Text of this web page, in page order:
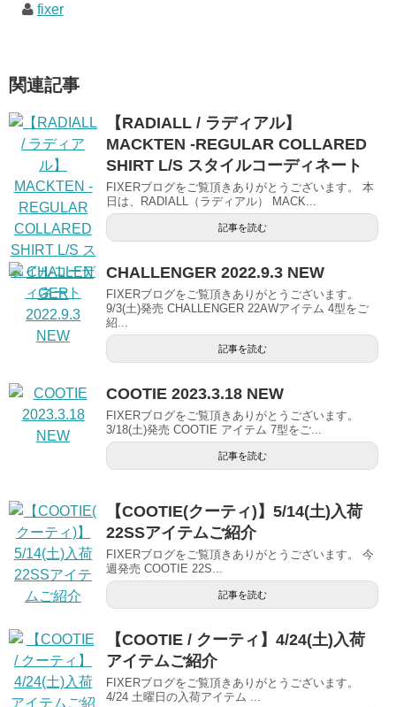
fixer
関連記事
【RADIALL / ラディアル】
MACKTEN -REGULAR COLLARED
SHIRT L/S スタイルコーディネート
FIXERブログをご覧頂きありがとうございます。 本
日は、RADIALL（ラディアル） MACK...
記事を読む
CHALLENGER 2022.9.3 NEW
FIXERブログをご覧頂きありがとうございます。
9/3(土)発売 CHALLENGER 22AWアイテム 4型をご
紹...
記事を読む
COOTIE 2023.3.18 NEW
FIXERブログをご覧頂きありがとうございます。
3/18(土)発売 COOTIE アイテム 7型をご...
記事を読む
【COOTIE(クーティ)】5/14(土)入荷
22SSアイテムご紹介
FIXERブログをご覧頂きありがとうございます。 今
週発売 COOTIE 22S...
記事を読む
【COOTIE / クーティ】4/24(土)入荷
アイテムご紹介
FIXERブログをご覧頂きありがとうございます。
4/24 土曜日の入荷アイテム ...